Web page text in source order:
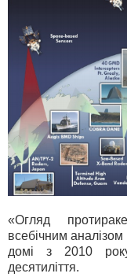
«Огляд
всебічним аналізом
домі з 2010
десятиліття.